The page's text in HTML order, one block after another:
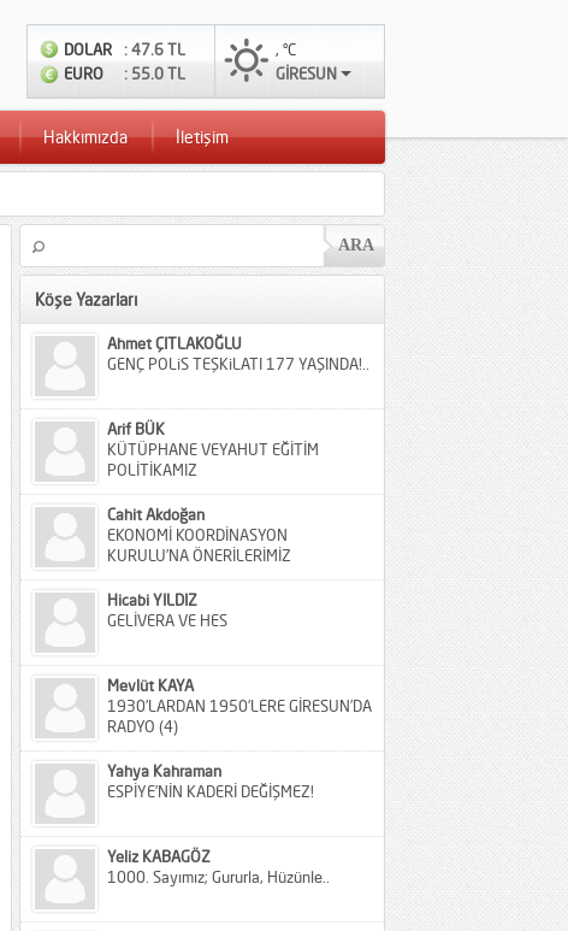
DOLAR
: 47.6 TL
EURO
: 55.0 TL
, °C
GİRESUN
Hakkımızda İletişim
Köşe Yazarları
Ahmet ÇITLAKOĞLU
GENÇ POLiS TEŞKiLATI 177 YAŞINDA!..
Arif BÜK
KÜTÜPHANE VEYAHUT EĞİTİM
POLİTİKAMIZ
Cahit Akdoğan
EKONOMİ KOORDİNASYON
KURULU’NA ÖNERİLERİMİZ
Hicabi YILDIZ
GELİVERA VE HES
Mevlüt KAYA
1930’LARDAN 1950’LERE GİRESUN’DA
RADYO (4)
Yahya Kahraman
ESPİYE’NİN KADERİ DEĞİŞMEZ!
Yeliz KABAGÖZ
1000. Sayımız; Gururla, Hüzünle..